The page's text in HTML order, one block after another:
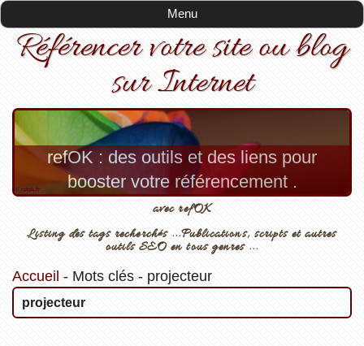
Menu
Référencer votre site ou blog
sur Internet
refOK : des outils et des liens pour
booster votre référencement .
avec refOK
Listing des tags recherchés ...Publications, scripts et autres
outils SEO en tous genres ...
Accueil - Mots clés- projecteur
projecteur